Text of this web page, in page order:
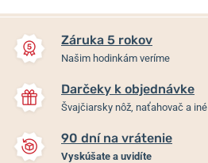
Záruka 5 rokov
Našim hodinkám veríme
Darčeky k objednávke
Švajčiarsky nôž, naťahovač a iné
90 dní na vrátenie
Vyskúšate a uvidíte